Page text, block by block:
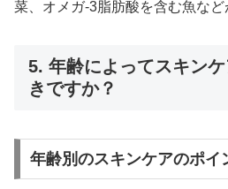
菜、オメガ-3脂肪酸を含む魚など
5. 年齢によってスキン
きですか？
年齢別のスキンケアのポイ